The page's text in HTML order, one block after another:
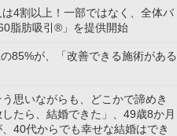
は4割以上！一部ではなく、全体バ
脂肪吸引®」を提供開始
85%が、「改善できる施術がある
思いながらも、どこかで諦めき
たら、結婚できた」、49歳8か月
40代からでも幸せな結婚はでき